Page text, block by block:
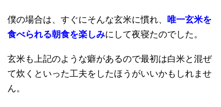
僕の場合は、すぐにそんな玄米に慣れ、 唯一玄米を
食べられる朝食を楽しみにして夜寝たのでした。
玄米も上記のような癖があるので最初は白米と混ぜ
て炊くといった工夫をしたほうがいいかもしれませ
ん。